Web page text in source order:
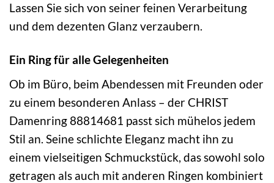
Lassen Sie sich von seiner feinen Verarbeitung
und dem dezenten Glanz verzaubern.
Ein Ring für alle Gelegenheiten
Ob im Büro, beim Abendessen mit Freunden oder
zu einem besonderen Anlass – der CHRIST
Damenring 88814681 passt sich mühelos jedem
Stil an. Seine schlichte Eleganz macht ihn zu
einem vielseitigen Schmuckstück, das sowohl solo
getragen als auch mit anderen Ringen kombiniert